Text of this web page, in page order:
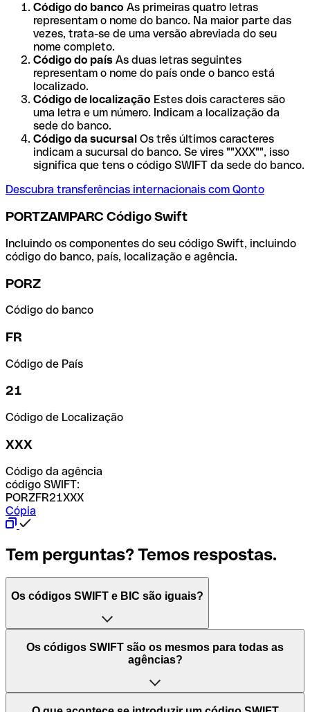
Código do banco As primeiras quatro letras
representam o nome do banco. Na maior parte das
vezes, trata-se de uma versão abreviada do seu
nome completo.
Código do país As duas letras seguintes
representam o nome do país onde o banco está
localizado.
Código de localização Estes dois caracteres são
uma letra e um número. Indicam a localização da
sede do banco.
Código da sucursal Os três últimos caracteres
indicam a sucursal do banco. Se vires ""XXX"", isso
significa que tens o código SWIFT da sede do banco.
Descubra transferências internacionais com Qonto
PORTZAMPARC Código Swift
Incluindo os componentes do seu código Swift, incluindo
código do banco, país, localização e agência.
PORZ
Código do banco
FR
Código de País
21
Código de Localização
XXX
Código da agência
código SWIFT:
PORZFR21XXX
Cópia
Tem perguntas? Temos respostas.
Os códigos SWIFT e BIC são iguais?
O acrónimo SWIFT significa "Society for Worldwide
Interbank Financial Telecommunication (Sociedade para
Mundiais)". Trata-se de uma rede mundial onde se
processam pagamentos entre países. Por outro lado, BIC
Os códigos SWIFT são os mesmos para todas as
agências?